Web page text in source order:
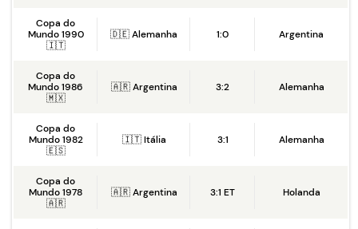
Copa do
Mundo 1990
🇮🇹
🇩🇪 Alemanha 1:0 Argentina
Copa do
Mundo 1986
🇲🇽
🇦🇷 Argentina 3:2 Alemanha
Copa do
Mundo 1982
🇪🇸
🇮🇹 Itália 3:1 Alemanha
Copa do
Mundo 1978
🇦🇷
🇦🇷 Argentina 3:1 ET Holanda